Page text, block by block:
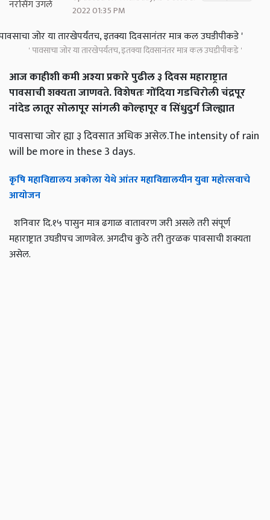
2022 01:35 PM
' पावसाचा जोर या तारखेपर्यंतच, इतक्या दिवसानंतर मात्र कल उघडीपीकडे '
आज काहीशी कमी अश्या प्रकारे पुढील ३ दिवस महाराष्ट्रात
पावसाची शक्यता जाणवते. विशेषतः गोंदिया गडचिरोली चंद्रपूर
नांदेड लातूर सोलापूर सांगली कोल्हापूर व सिंधुदुर्ग जिल्ह्यात
पावसाचा जोर ह्या ३ दिवसात अधिक असेल.The intensity of rain
will be more in these 3 days.
कृषि महाविद्यालय अकोला येथे आंतर महाविद्यालयीन युवा महोत्सवाचे
आयोजन
शनिवार दि.१५ पासुन मात्र ढगाळ वातावरण जरी असले तरी संपूर्ण
महाराष्ट्रात उघडीपच जाणवेल. अगदीच कुठे तरी तुरळक पावसाची शक्यता
असेल.